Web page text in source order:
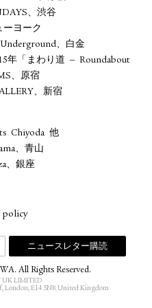
、渋⾕
ヨーク
、⽩⾦
年「まわり道 ‒ Roundabout
、原宿
、新宿
Chiyoda 他
、⻘⼭
、銀座
policy
All Rights Reserved.
UK LIMITED
London, E14 5NR United Kingdom